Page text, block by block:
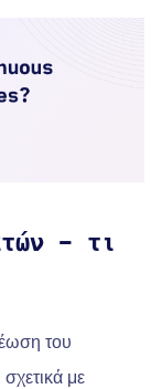
- τι
του
με